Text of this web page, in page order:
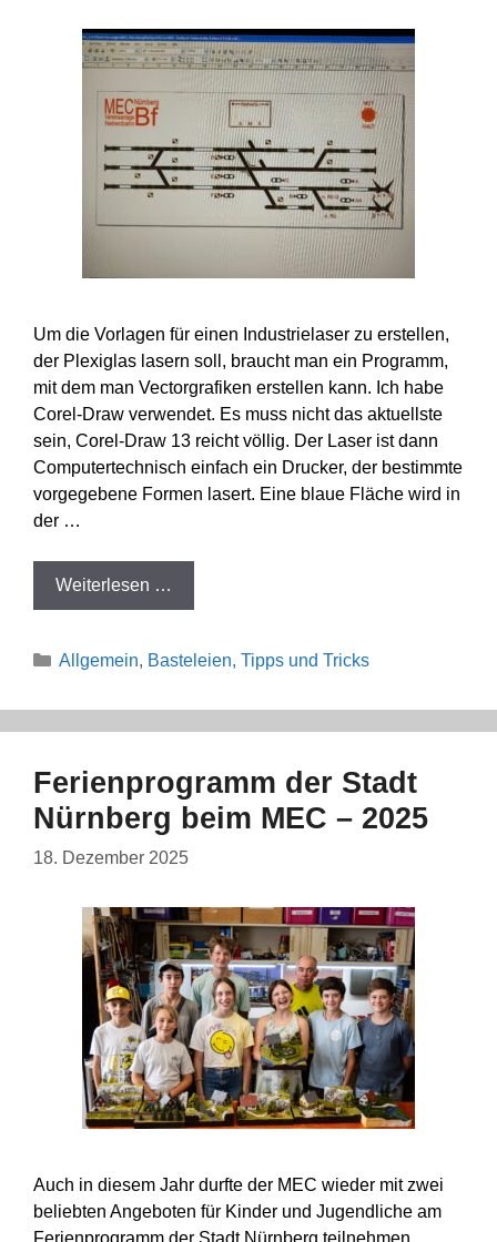
Um die Vorlagen für einen Industrielaser zu erstellen,
der Plexiglas lasern soll, braucht man ein Programm,
mit dem man Vectorgrafiken erstellen kann. Ich habe
Corel-Draw verwendet. Es muss nicht das aktuellste
sein, Corel-Draw 13 reicht völlig. Der Laser ist dann
Computertechnisch einfach ein Drucker, der bestimmte
vorgegebene Formen lasert. Eine blaue Fläche wird in
der …
Weiterlesen …
Kategorien
Allgemein, Basteleien, Tipps und Tricks
Ferienprogramm der Stadt
Nürnberg beim MEC – 2025
18. Dezember 2025
Auch in diesem Jahr durfte der MEC wieder mit zwei
beliebten Angeboten für Kinder und Jugendliche am